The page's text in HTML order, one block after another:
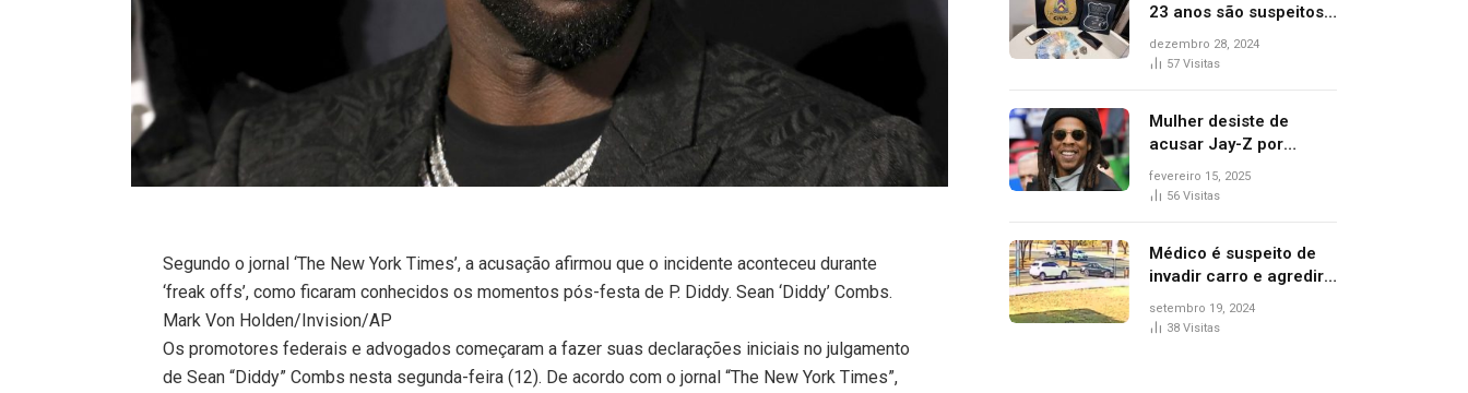
Segundo o jornal ‘The New York Times’, a acusação afirmou que o incidente aconteceu durante
‘freak offs’, como ficaram conhecidos os momentos pós-festa de P. Diddy. Sean ‘Diddy’ Combs.
Mark Von Holden/Invision/AP
Os promotores federais e advogados começaram a fazer suas declarações iniciais no julgamento
de Sean “Diddy” Combs nesta segunda-feira (12). De acordo com o jornal “The New York Times”,
23 anos são suspeitos
de vender drogas
próximo de delegacia e
dezembro 28, 2024
57 Visitas
Mulher desiste de
acusar Jay-Z por
estupro, diz revista
fevereiro 15, 2025
56 Visitas
Médico é suspeito de
invadir carro e agredir
delegado aposentado
durante confusão no
setembro 19, 2024
38 Visitas